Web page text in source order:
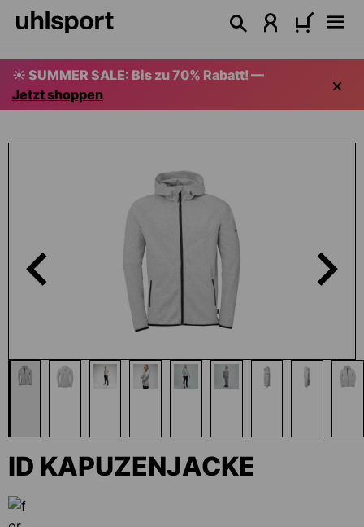
springen
☀️ SUMMER SALE: Bis zu 70% Rabatt! —
Jetzt shoppen
ID KAPUZENJACKE